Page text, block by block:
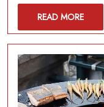
READ MOREREAD
MORE